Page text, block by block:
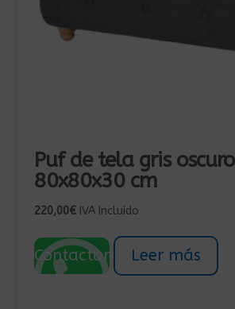
Puf de tela gris oscuro
80x80x30 cm
220,00€ IVA Incluído
Contactar Leer más